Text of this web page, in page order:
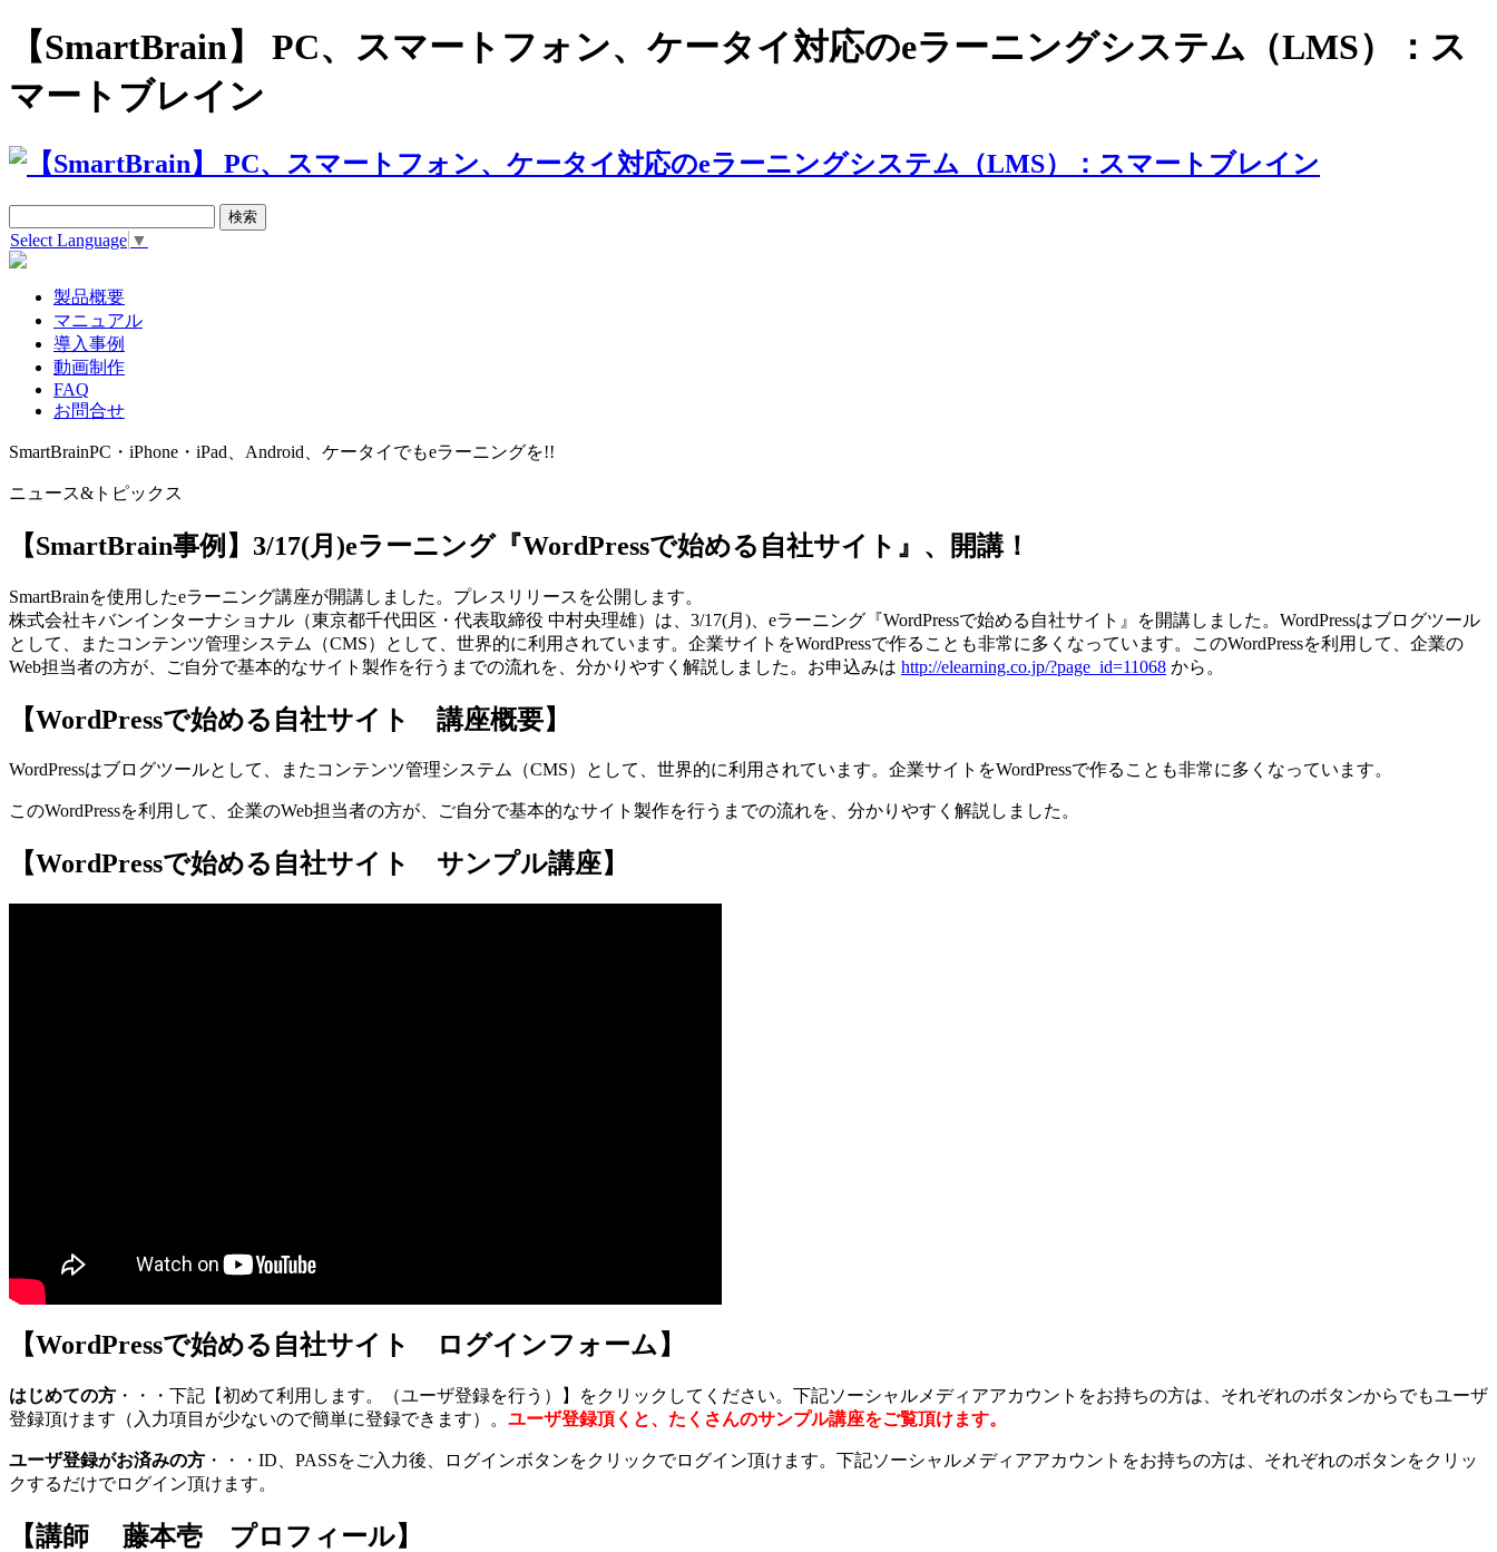
【SmartBrain】 PC、スマートフォン、ケータイ対応のeラーニングシステム（LMS）：ス
マートブレイン
Select Language ▼
製品概要
マニュアル
導入事例
動画制作
FAQ
お問合せ
SmartBrainPC・iPhone・iPad、Android、ケータイでもeラーニングを!!
ニュース&トピックス
【SmartBrain事例】3/17(月)eラーニング『WordPressで始める自社サイト』、開講！
SmartBrainを使用したeラーニング講座が開講しました。プレスリリースを公開します。
株式会社キバンインターナショナル（東京都千代田区・代表取締役 中村央理雄）は、3/17(月)、eラーニング『WordPressで始める自社サイト』を開講しました。WordPressはブログツール
として、またコンテンツ管理システム（CMS）として、世界的に利用されています。企業サイトをWordPressで作ることも非常に多くなっています。このWordPressを利用して、企業の
Web担当者の方が、ご自分で基本的なサイト製作を行うまでの流れを、分かりやすく解説しました。お申込みは http://elearning.co.jp/?page_id=11068 から。
【WordPressで始める自社サイト 講座概要】
WordPressはブログツールとして、またコンテンツ管理システム（CMS）として、世界的に利用されています。企業サイトをWordPressで作ることも非常に多くなっています。
このWordPressを利用して、企業のWeb担当者の方が、ご自分で基本的なサイト製作を行うまでの流れを、分かりやすく解説しました。
【WordPressで始める自社サイト サンプル講座】
【WordPressで始める自社サイト ログインフォーム】
はじめての方 ・・・下記【初めて利用します。（ユーザ登録を行う）】をクリックしてください。下記ソーシャルメディアアカウントをお持ちの方は、それぞれのボタンからでもユーザ
登録頂けます（入力項目が少ないので簡単に登録できます）。 ユーザ登録頂くと、たくさんのサンプル講座をご覧頂けます。
ユーザ登録がお済みの方 ・・・ID、PASSをご入力後、ログインボタンをクリックでログイン頂けます。下記ソーシャルメディアアカウントをお持ちの方は、それぞれのボタンをクリッ
クするだけでログイン頂けます。
【講師 藤本壱 プロフィール】